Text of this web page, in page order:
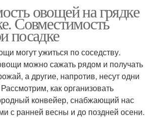
овощей на грядке
Совместимость
посадке
могут ужиться по соседству.
можно сажать рядом и получать
а другие, напротив, несут одни
как организовать
конвейер, снабжающий нас
с ранней весны и до поздней осени.